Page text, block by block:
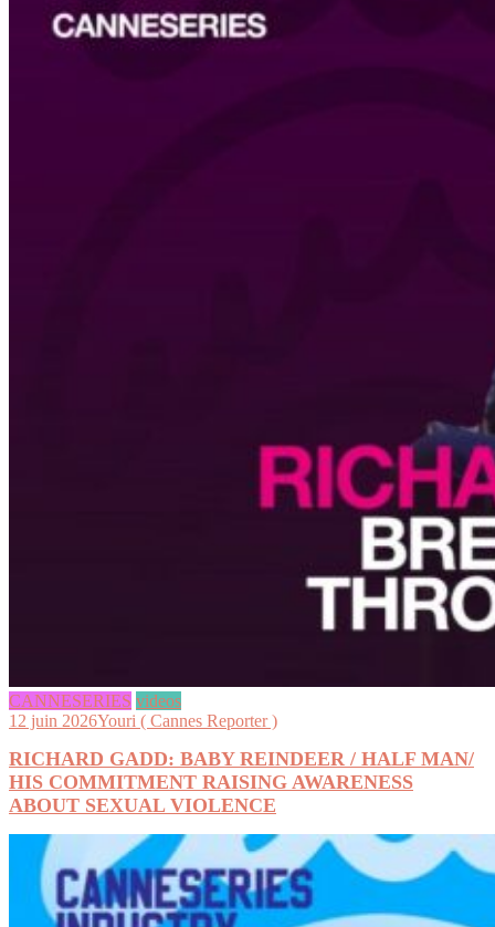
CANNESERIES videos
12 juin 2026Youri ( Cannes Reporter )
RICHARD GADD: BABY REINDEER / HALF MAN/
HIS COMMITMENT RAISING AWARENESS
ABOUT SEXUAL VIOLENCE